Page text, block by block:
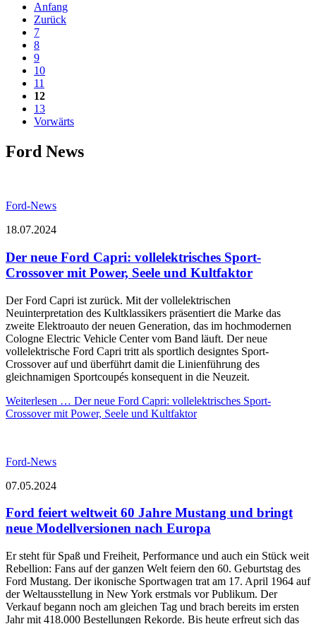
Anfang
Zurück
7
8
9
10
11
12
13
Vorwärts
Ford News
Ford-News
18.07.2024
Der neue Ford Capri: vollelektrisches Sport-
Crossover mit Power, Seele und Kultfaktor
Der Ford Capri ist zurück. Mit der vollelektrischen
Neuinterpretation des Kultklassikers präsentiert die Marke das
zweite Elektroauto der neuen Generation, das im hochmodernen
Cologne Electric Vehicle Center vom Band läuft. Der neue
vollelektrische Ford Capri tritt als sportlich designtes Sport-
Crossover auf und überführt damit die Linienführung des
gleichnamigen Sportcoupés konsequent in die Neuzeit.
Weiterlesen … Der neue Ford Capri: vollelektrisches Sport-
Crossover mit Power, Seele und Kultfaktor
Ford-News
07.05.2024
Ford feiert weltweit 60 Jahre Mustang und bringt
neue Modellversionen nach Europa
Er steht für Spaß und Freiheit, Performance und auch ein Stück weit
Rebellion: Fans auf der ganzen Welt feiern den 60. Geburtstag des
Ford Mustang. Der ikonische Sportwagen trat am 17. April 1964 auf
der Weltausstellung in New York erstmals vor Publikum. Der
Verkauf begann noch am gleichen Tag und brach bereits im ersten
Jahr mit 418.000 Bestellungen Rekorde. Bis heute erfreut sich das